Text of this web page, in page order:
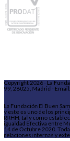
Copyright 2026 - La
99, 28025, Madrid -
La Fundación El Buen
y este es uno de los
RRHH, tal y como
igualdad Efectiva entre
14 de Octubre 2020.
relaciones internas y